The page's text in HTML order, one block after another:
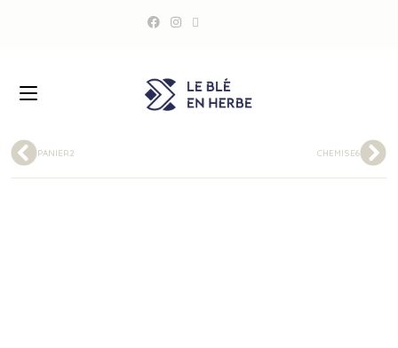
PANIER2 CHEMISE6